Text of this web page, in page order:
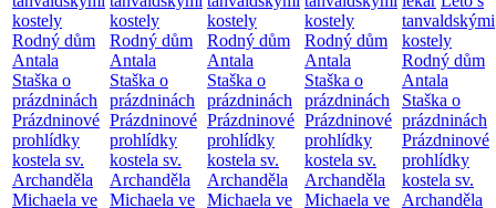
kostely
Rodný dům
Antala
Staška o
prázdninách
Prázdninové
prohlídky
kostela sv.
Archanděla
Michaela ve
kostely
Rodný dům
Antala
Staška o
prázdninách
Prázdninové
prohlídky
kostela sv.
Archanděla
Michaela ve
kostely
Rodný dům
Antala
Staška o
prázdninách
Prázdninové
prohlídky
kostela sv.
Archanděla
Michaela ve
kostely
Rodný dům
Antala
Staška o
prázdninách
Prázdninové
prohlídky
kostela sv.
Archanděla
Michaela ve
tanvaldskými
kostely
Rodný dům
Antala
Staška o
prázdninách
Prázdninové
prohlídky
kostela sv.
Archanděla